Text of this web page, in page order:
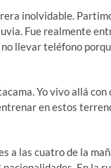
inolvidable.
Fue realmente
llevar teléfono
Yo vivo allá
en estos
a las cuatro de la